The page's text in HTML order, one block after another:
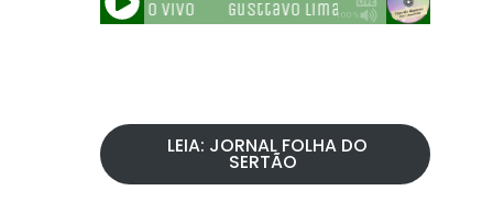
LEIA: JORNAL FOLHA DO
SERTÃO